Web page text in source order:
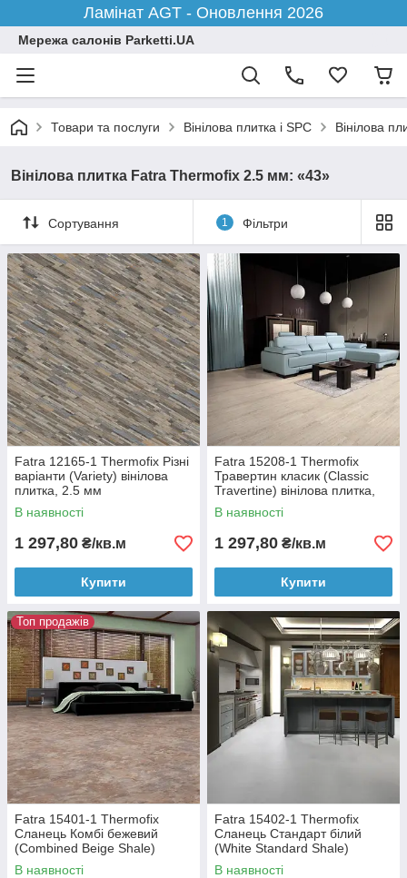
Ламінат AGT - Оновлення 2026
Мережа салонів Parketti.UA
Товари та послуги Вінілова плитка і SPC Вінілова
Вінілова плитка Fatra Thermofix 2.5 мм: «43»
Сортування 1 Фільтри
Fatra 12165-1 Thermofix Різні
варіанти (Variety) вінілова
плитка, 2.5 мм
В наявності
1 297,80 ₴/кв.м
Купити
Fatra 15208-1 Thermofix
Травертин класик (Classic
Travertine) вінілова плитка,
2.5 мм
В наявності
1 297,80 ₴/кв.м
Купити
Топ продажів
Fatra 15401-1 Thermofix
Сланець Комбі бежевий
(Combined Beige Shale)
вінілова плитка, 2.5 мм
В наявності
Fatra 15402-1 Thermofix
Сланець Стандарт білий
(White Standard Shale)
вінілова плитка, 2.5 мм
В наявності